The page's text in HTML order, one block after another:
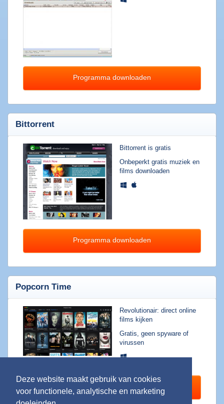
Deze website maakt gebruik van cookies
voor functionele, analytische en marketing
software
Torrent
Bestanden
Computer
onderhoud
Alle
software
categorieën
programma's
Bittorrent
Trucs
Blog
10
Dingen
die
Programma downloaden
Bittorrent
Bittorrent is gratis
Onbeperkt gratis muziek en
films downloaden
Programma downloaden
Popcorn Time
Revolutionair: direct online
films kijken
Gratis, geen spyware of
virussen
Programma downloaden